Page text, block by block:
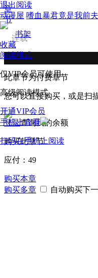
章
节
连载
退出阅读
动漫屋 嗜血暴君竟是我前夫
书架
收藏
阅读模式
仅VIP会员可使用
高级阅读模式
开通VIP会员
手机上查看
扫码在手机上阅读
此章节为付费章节
您可以直接购买，或是扫
登录查询我的余额
购买此章节
应付： 49
购买本章
购买多章
自动购买下